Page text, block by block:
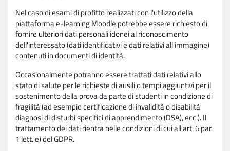
Nel caso di esami di profitto realizzati con l'utilizzo della
piattaforma e-learning Moodle potrebbe essere richiesto di
fornire ulteriori dati personali idonei al riconoscimento
dell'interessato (dati identificativi e dati relativi all'immagine)
contenuti in documenti di identità.
Occasionalmente potranno essere trattati dati relativi allo
stato di salute per le richieste di ausili o tempi aggiuntivi per il
sostenimento della prova da parte di studenti in condizione di
fragilità (ad esempio certificazione di invalidità o disabilità
diagnosi di disturbi specifici di apprendimento (DSA), ecc.). Il
trattamento dei dati rientra nelle condizioni di cui all'art. 6 par.
1 lett. e) del GDPR.